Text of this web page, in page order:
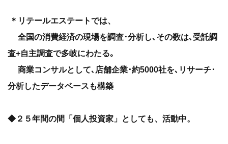
＊リテールエステートでは、
全国の消費経済の現場を調査･分析し､その数は､受託調
査+自主調査で多岐にわたる｡
商業コンサルとして､店舗企業･約5000社を､リサーチ･
分析したデータベースも構築
◆２５年間の間「個人投資家」としても、活動中。